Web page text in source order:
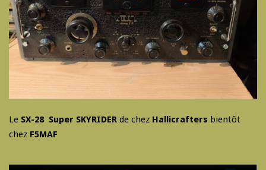
Le SX-28 Super SKYRIDER de chez Hallicrafters bientôt
chez F5MAF